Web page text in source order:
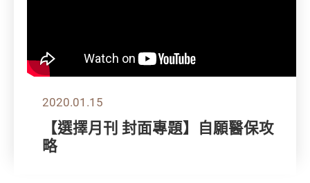
2020.01.15
【選擇月刊 封面專題】自願醫保攻
略